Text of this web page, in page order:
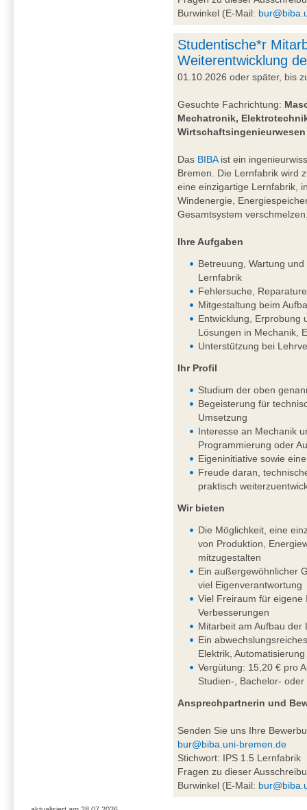
Burwinkel (E-Mail:
Studentische*r
Weiterentwicklung
01.10.2026 oder später, bis
Gesuchte Fachrichtung:
Mechatronik,
Das BIBAist ein
Bremen. Die Lernfabrik wird
eine einzigartige Lernfabrik,
Windenergie,
Gesamtsystem
Ihre Aufgaben
Betreuung, Wartung
Lernfabrik
Fehlersuche,
Mitgestaltung beim
Entwicklung, Erprobung
Lösungen in Mechanik,
Unterstützung bei
Ihr Profil
Studium der oben
Begeisterung für
Umsetzung
Interesse an Mechanik
Programmierung oder
Eigeninitiative sowie
Freude daran,
praktisch
Wir bieten
Die Möglichkeit, eine
von Produktion,
mitzugestalten
Ein außergewöhnlicher
viel Eigenverantwortung
Viel Freiraum für eigene
Verbesserungen
Mitarbeit am Aufbau der
Ein
Elektrik,
Vergütung: 15,20 € pro
Studien-, Bachelor-
Ansprechpartnerin und
Senden Sie uns Ihre
bur@biba.uni-bremen.de
Stichwort: IPS 1.5 Lernfabrik
Fragen zu dieser
Burwinkel (E-Mail: